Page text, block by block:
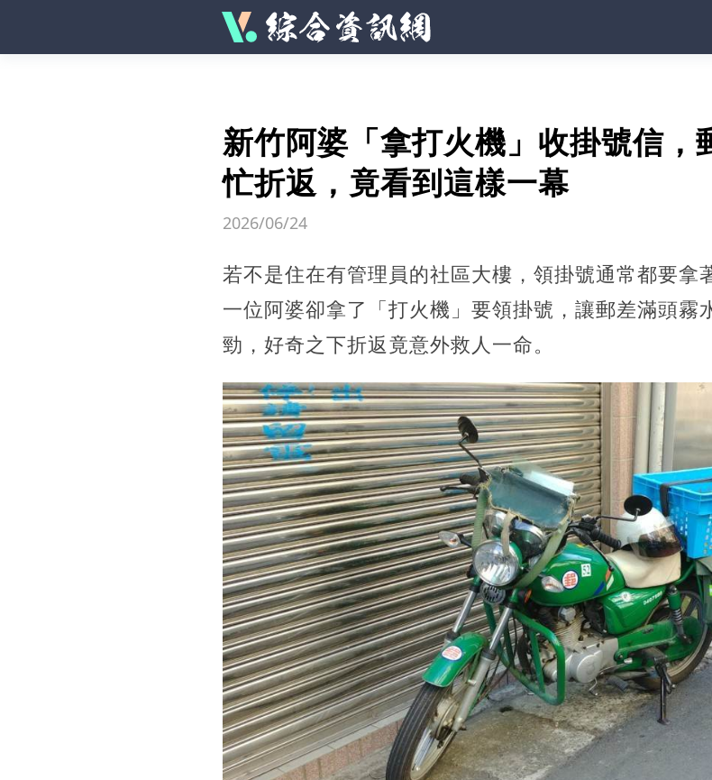
新竹阿婆「拿打火機」收掛號信，
忙折返，竟看到這樣一幕
2026/06/24
若不是住在有管理員的社區大樓，領掛號通常都要拿
一位阿婆卻拿了「打火機」要領掛號，讓郵差滿頭霧
勁，好奇之下折返竟意外救人一命。